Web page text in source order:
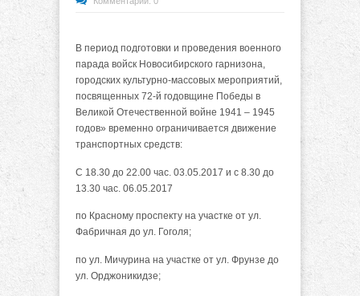
В период подготовки и проведения военного
парада войск Новосибирского гарнизона,
городских культурно-массовых мероприятий,
посвященных 72-й годовщине Победы в
Великой Отечественной войне 1941 – 1945
годов» временно ограничивается движение
транспортных средств:
С 18.30 до 22.00 час. 03.05.2017 и с 8.30 до
13.30 час. 06.05.2017
по Красному проспекту на участке от ул.
Фабричная до ул. Гоголя;
по ул. Мичурина на участке от ул. Фрунзе до
ул. Орджоникидзе;